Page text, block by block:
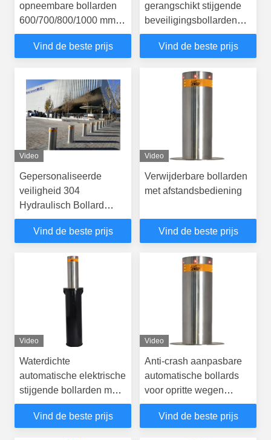
opneembare bollarden
600/700/800/1000 mm
Hoogte
Vind de beste prijs
gerangschikt stijgende
beveiligingsbollarden
terugtrekbaar voor
afstandsbediening auto's
Vind de beste prijs
Video
Gepersonaliseerde
veiligheid 304
Hydraulisch Bollard
System
Afstandsbediening
Vind de beste prijs
Video
Verwijderbare bollarden
met afstandsbediening
Vind de beste prijs
Video
Waterdichte
automatische elektrische
stijgende bollarden met
een stijgingstijd van 1,8
Vind de beste prijs
Video
Anti-crash aanpasbare
automatische bollards
voor opritte wegen
afneembare stalen
bollards
Vind de beste prijs